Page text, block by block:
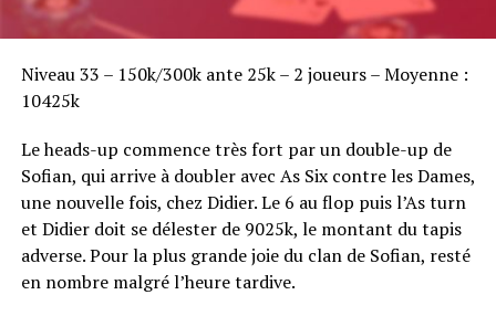
Niveau 33 – 150k/300k ante 25k – 2 joueurs – Moyenne :
10425k
Le heads-up commence très fort par un double-up de
Sofian, qui arrive à doubler avec As Six contre les Dames,
une nouvelle fois, chez Didier. Le 6 au flop puis l’As turn
et Didier doit se délester de 9025k, le montant du tapis
adverse. Pour la plus grande joie du clan de Sofian, resté
en nombre malgré l’heure tardive.